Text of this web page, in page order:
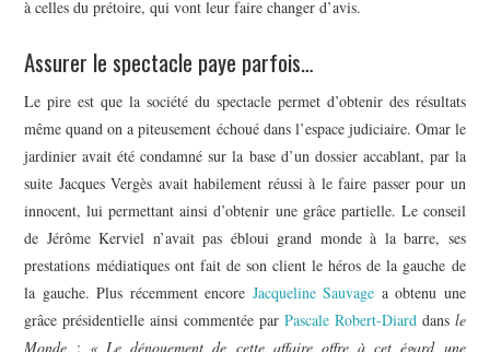
à celles du prétoire, qui vont leur faire changer d’avis.
Assurer le spectacle paye parfois…
Le pire est que la société du spectacle permet d’obtenir des résultats
même quand on a piteusement échoué dans l’espace judiciaire. Omar le
jardinier avait été condamné sur la base d’un dossier accablant, par la
suite Jacques Vergès avait habilement réussi à le faire passer pour un
innocent, lui permettant ainsi d’obtenir une grâce partielle. Le conseil
de Jérôme Kerviel n’avait pas ébloui grand monde à la barre, ses
prestations médiatiques ont fait de son client le héros de la gauche de
la gauche. Plus récemment encore Jacqueline Sauvage a obtenu une
grâce présidentielle ainsi commentée par Pascale Robert-Diard dans le
Monde : « Le dénouement de cette affaire offre à cet égard une